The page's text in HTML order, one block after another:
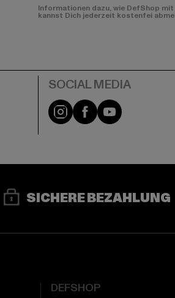
Informationen dazu, wie DefShop
kannst Dich jederzeit kostenfei
Instagram
FacebookYouTube
SICHERE BEZAHLUNG
DEFSHOP